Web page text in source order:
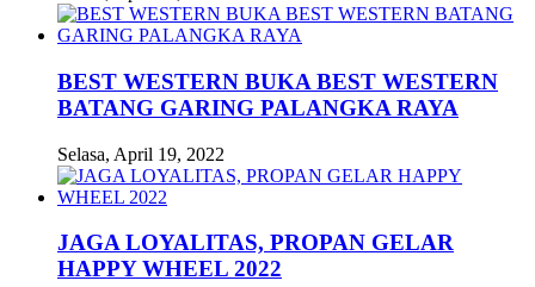
BEST WESTERN BUKA BEST WESTERN
BATANG GARING PALANGKA RAYA
Selasa, April 19, 2022
JAGA LOYALITAS, PROPAN GELAR
HAPPY WHEEL 2022